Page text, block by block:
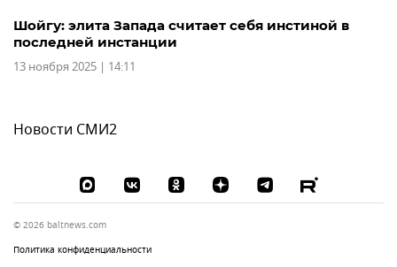
Шойгу: элита Запада считает себя инстиной в
последней инстанции
13 ноября 2025 | 14:11
Новости СМИ2
© 2026 baltnews.com
Политика конфиденциальности